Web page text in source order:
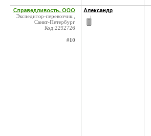
Справедливость, ООО
Экспедитор-перевозчик ,
Санкт-Петербург
Код:2292726
#10
Александр